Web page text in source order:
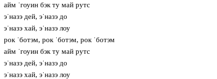
айм ˈгоуин бэк ту май рутс
эˈназэ дей, эˈназэ до
эˈназэ хай, эˈназэ лоу
рок ˈботэм, рок ˈботэм, рок ˈботэм
айм ˈгоуин бэк ту май рутс
эˈназэ дей, эˈназэ до
эˈназэ хай, эˈназэ лоу